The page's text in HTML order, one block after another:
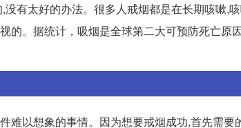
有太好的办法。很多人戒烟都是在长期咳嗽,
的。据统计，吸烟是全球第二大可预防死亡原
难以想象的事情。因为想要戒烟成功,首先需要